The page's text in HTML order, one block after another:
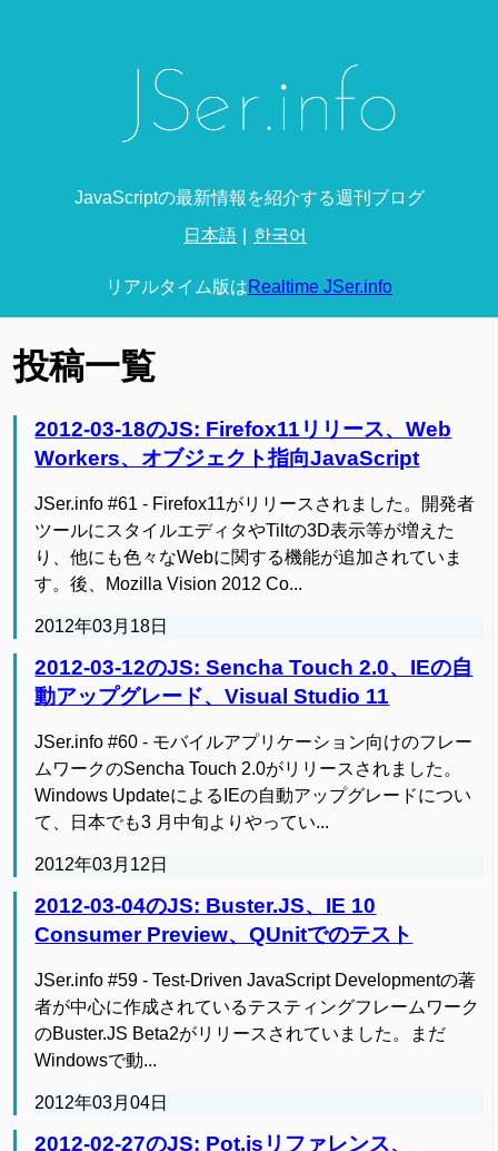
JavaScriptの最新情報を紹介する週刊ブログ
日本語 한국어
リアルタイム版はRealtime JSer.info
投稿一覧
2012-03-18のJS: Firefox11リリース、Web
Workers、オブジェクト指向JavaScript
JSer.info #61 - Firefox11がリリースされました。開発者
ツールにスタイルエディタやTiltの3D表示等が増えた
り、他にも色々なWebに関する機能が追加されていま
す。後、Mozilla Vision 2012 Co...
2012年03月18日
2012-03-12のJS: Sencha Touch 2.0、IEの自
動アップグレード、Visual Studio 11
JSer.info #60 - モバイルアプリケーション向けのフレー
ムワークのSencha Touch 2.0がリリースされました。
Windows UpdateによるIEの自動アップグレードについ
て、日本でも3 月中旬よりやってい...
2012年03月12日
2012-03-04のJS: Buster.JS、IE 10
Consumer Preview、QUnitでのテスト
JSer.info #59 - Test-Driven JavaScript Developmentの著
者が中心に作成されているテスティングフレームワーク
のBuster.JS Beta2がリリースされていました。まだ
Windowsで動...
2012年03月04日
2012-02-27のJS: Pot.jsリファレンス、